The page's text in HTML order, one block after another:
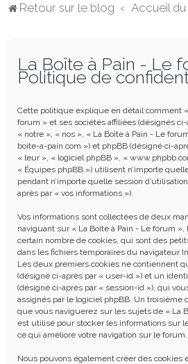
Retour sur le blog Accueil
La Boîte à Pain - Le
Politique de
Cette politique explique en détail comment
forum » et ses sociétés affiliées (désignés ci-
« notre », « nos », « La Boîte à Pain - Le
boite-a-pain.com ») et phpBB (désigné ci-
« leur », « logiciel phpBB », «
« Équipes phpBB ») utilisent n’importe
pendant n’importe quelle session
après par « vos informations »).
Vos informations sont collectées de deux
naviguant sur « La Boîte à Pain - Le forum
certain nombre de cookies, qui sont des
dans les fichiers temporaires du navigateur
Les deux premiers cookies ne contiennent
(désigné ci-après par « user-id ») et un
(désigné ci-après par « session-id »), qui
assignés par le logiciel phpBB. Un troisième
que vous naviguerez sur les sujets de « La
est utilisé pour stocker les informations sur
ce qui améliore votre navigation sur le forum.
Nous pouvons également créer des cookies